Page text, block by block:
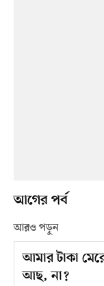
আগের পর্ব
আরও পড়ুন
আমার টাকা
আছ, না?